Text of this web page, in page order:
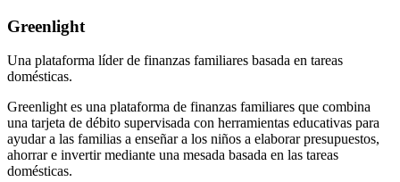
Greenlight
Una plataforma líder de finanzas familiares basada en tareas
domésticas.
Greenlight es una plataforma de finanzas familiares que combina
una tarjeta de débito supervisada con herramientas educativas para
ayudar a las familias a enseñar a los niños a elaborar presupuestos,
ahorrar e invertir mediante una mesada basada en las tareas
domésticas.